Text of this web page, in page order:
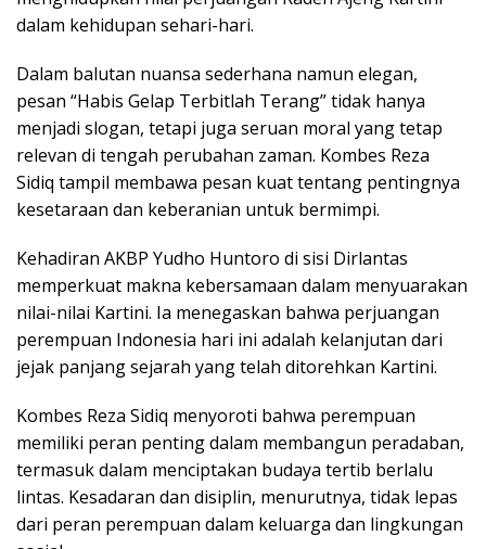
dalam kehidupan sehari-hari.
Dalam balutan nuansa sederhana namun elegan,
pesan “Habis Gelap Terbitlah Terang” tidak hanya
menjadi slogan, tetapi juga seruan moral yang tetap
relevan di tengah perubahan zaman. Kombes Reza
Sidiq tampil membawa pesan kuat tentang pentingnya
kesetaraan dan keberanian untuk bermimpi.
Kehadiran AKBP Yudho Huntoro di sisi Dirlantas
memperkuat makna kebersamaan dalam menyuarakan
nilai-nilai Kartini. Ia menegaskan bahwa perjuangan
perempuan Indonesia hari ini adalah kelanjutan dari
jejak panjang sejarah yang telah ditorehkan Kartini.
Kombes Reza Sidiq menyoroti bahwa perempuan
memiliki peran penting dalam membangun peradaban,
termasuk dalam menciptakan budaya tertib berlalu
lintas. Kesadaran dan disiplin, menurutnya, tidak lepas
dari peran perempuan dalam keluarga dan lingkungan